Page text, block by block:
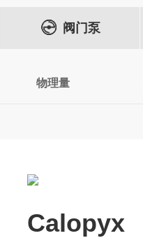
阀门泵
物理量
Calopyx